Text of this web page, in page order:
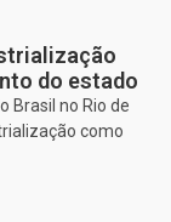
do estado
Brasil no Rio de
como